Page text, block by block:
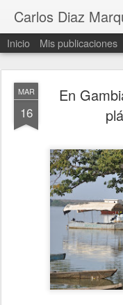
Carlos Diaz
Inicio Mis publicaciones
MAR
16
En